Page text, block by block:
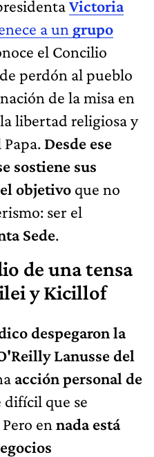
Victoria
a un grupo
el Concilio
perdón al pueblo
de la misa en
libertad religiosa y
Desde ese
sostiene sus
objetivo que no
ser el
Sede.
de una tensa
y Kicillof
despegaron la
Lanusse del
acción personal de
difícil que se
en nada está